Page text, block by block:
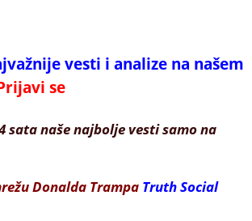
vesti i analize na našem
se
sata naše najbolje vesti samo na
Donalda Trampa Truth Social